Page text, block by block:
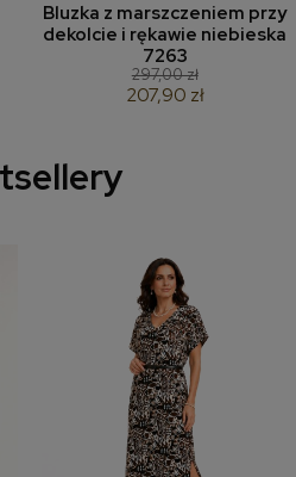
Bluzka z marszczeniem przy
dekolcie i rękawie niebieska
7263
297,00 zł
207,90 zł